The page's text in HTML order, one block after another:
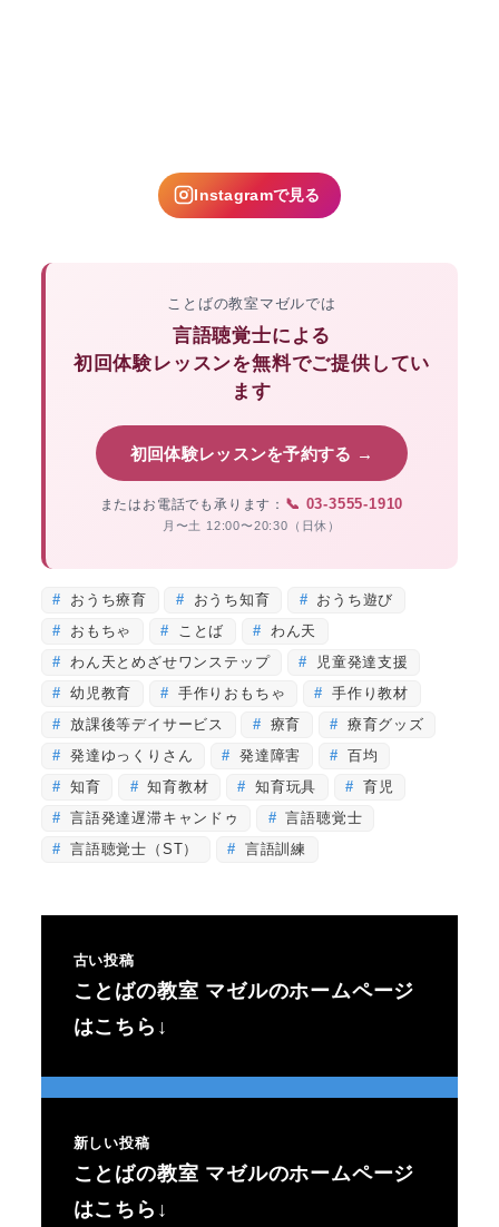
Instagramで見る
ことばの教室マゼルでは
言語聴覚士による
初回体験レッスンを無料でご提供してい
ます
初回体験レッスンを予約する →
またはお電話でも承ります： 📞 03-3555-1910
月〜土 12:00〜20:30（日休）
おうち療育 おうち知育
おうち遊び
おもちゃ
ことば
わん天
わん天とめざせワンステップ
児童発達支援
幼児教育
手作りおもちゃ
手作り教材
放課後等デイサービス
療育
療育グッズ
発達ゆっくりさん
発達障害
百均
知育
知育教材 知育玩具
育児
言語発達遅滞キャンドゥ
言語聴覚士
言語聴覚士（ST）
言語訓練
古い投稿
ことばの教室 マゼルのホームページ
はこちら↓
新しい投稿
ことばの教室 マゼルのホームページ
はこちら↓